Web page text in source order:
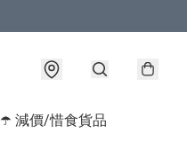
☂️ 減價/惜食貨品